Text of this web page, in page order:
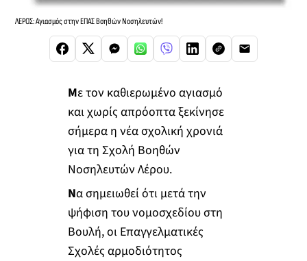
ΛΕΡΟΣ: Αγιασμός στην ΕΠΑΣ Βοηθών Νοσηλευτών!
Με τον καθιερωμένο αγιασμό
και χωρίς απρόοπτα ξεκίνησε
σήμερα η νέα σχολική χρονιά
για τη Σχολή Βοηθών
Νοσηλευτών Λέρου.
Να σημειωθεί ότι μετά την
ψήφιση του νομοσχεδίου στη
Βουλή, οι Επαγγελματικές
Σχολές αρμοδιότητος